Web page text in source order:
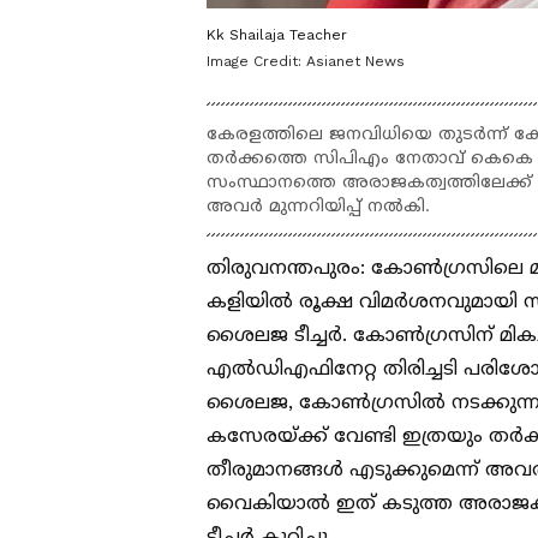
Kk Shailaja Teacher
Image Credit: Asianet News
കേരളത്തിലെ ജനവിധിയെ തുടർന്ന്
തർക്കത്തെ സിപിഎം നേതാവ്
സംസ്ഥാനത്തെ
അവർ മുന്നറിയിപ്പ് നൽകി.
തിരുവനന്തപുരം: കോൺഗ്രസിലെ
കളിയിൽ രൂക്ഷ വിമര്‍ശനവുമായി
ശൈലജ ടീച്ചര്‍. കോൺഗ്രസിന്
എൽഡിഎഫിനേറ്റ തിരിച്ചടി
ശൈലജ, കോൺഗ്രസിൽ നടക്കുന്ന
കസേരയ്ക്ക് വേണ്ടി ഇത്രയും
തീരുമാനങ്ങൾ എടുക്കുമെന്ന്
വൈകിയാൽ ഇത് കടുത്ത